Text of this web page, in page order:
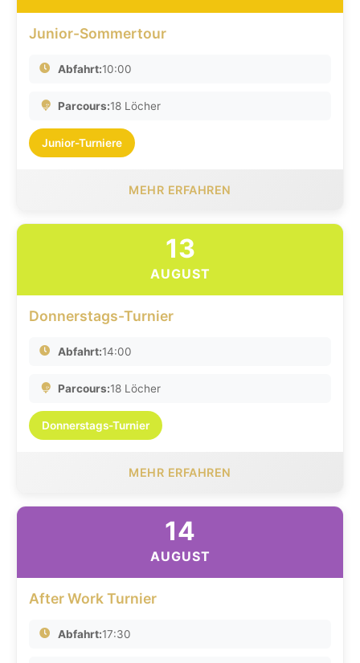
Junior-Sommertour
Abfahrt:10:00
Parcours:18 Löcher
Junior-Turniere
MEHR ERFAHREN
13
AUGUST
Donnerstags-Turnier
Abfahrt:14:00
Parcours:18 Löcher
Donnerstags-Turnier
MEHR ERFAHREN
14
AUGUST
After Work Turnier
Abfahrt:17:30